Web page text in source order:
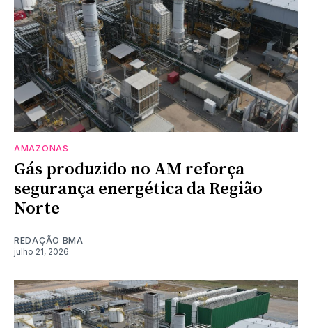
AMAZONAS
Gás produzido no AM reforça
segurança energética da Região
Norte
REDAÇÃO BMA
julho 21, 2026